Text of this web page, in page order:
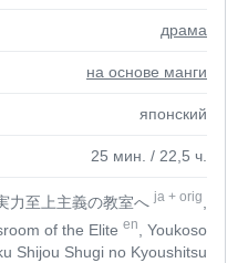
драма
на основе манги
японский
25 мин. / 22,5 ч.
力至上主義の教室へja + orig
of the Elite en
, Youkoso
Shijou Shugi no Kyoushitsu